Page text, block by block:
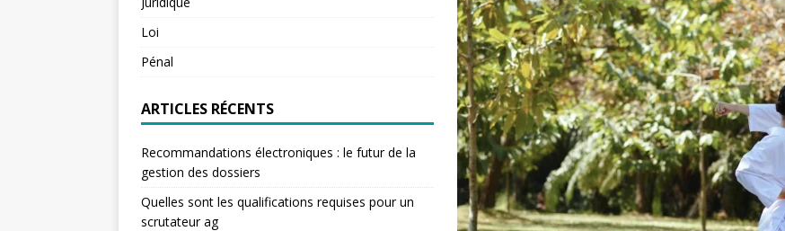
Loi
Pénal
ARTICLES RÉCENTS
Recommandations électroniques : le futur de la
gestion des dossiers
Quelles sont les qualifications requises pour un
scrutateur ag